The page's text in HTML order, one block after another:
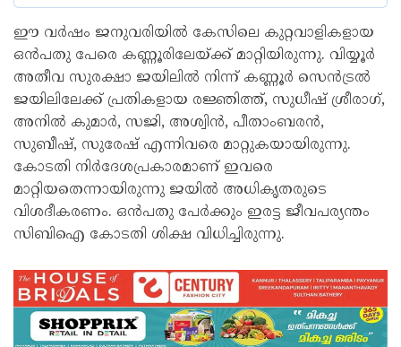
ഈ വര്‍ഷം ജനുവരിയില്‍ കേസിലെ കുറ്റവാളികളായ
ഒന്‍പതു പേരെ കണ്ണൂരിലേയ്ക്ക് മാറ്റിയിരുന്നു. വിയ്യൂര്‍
അതീവ സുരക്ഷാ ജയിലില്‍ നിന്ന് കണ്ണൂര്‍ സെന്‍ട്രല്‍
ജയിലിലേക്ക് പ്രതികളായ രജ്ഞിത്ത്, സുധീഷ് ശ്രീരാഗ്,
അനില്‍ കുമാര്‍, സജി, അശ്വിന്‍, പീതാംബരന്‍,
സുബീഷ്, സുരേഷ് എന്നിവരെ മാറ്റുകയായിരുന്നു.
കോടതി നിര്‍ദേശപ്രകാരമാണ് ഇവരെ
മാറ്റിയതെന്നായിരുന്നു ജയില്‍ അധികൃതരുടെ
വിശദീകരണം. ഒന്‍പതു പേര്‍ക്കും ഇരട്ട ജീവപര്യന്തം
സിബിഐ കോടതി ശിക്ഷ വിധിച്ചിരുന്നു.